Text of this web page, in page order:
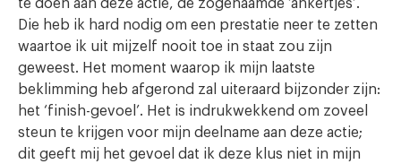
te doen aan deze actie, de zogenaamde ‘ankertjes’.
Die heb ik hard nodig om een prestatie neer te zetten
waartoe ik uit mijzelf nooit toe in staat zou zijn
geweest. Het moment waarop ik mijn laatste
beklimming heb afgerond zal uiteraard bijzonder zijn:
het ‘finish-gevoel’. Het is indrukwekkend om zoveel
steun te krijgen voor mijn deelname aan deze actie;
dit geeft mij het gevoel dat ik deze klus niet in mijn